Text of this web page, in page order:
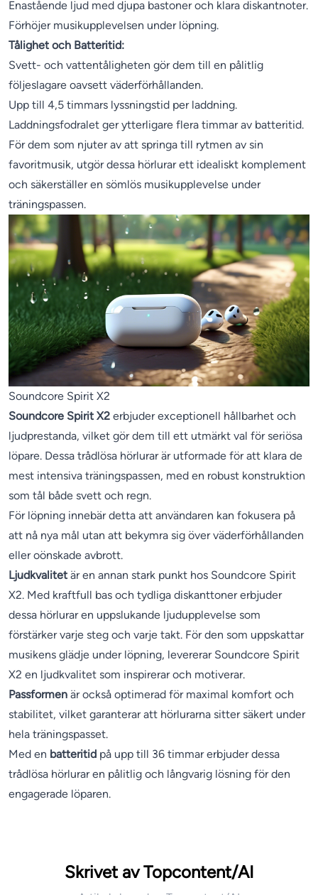
Enastående ljud med djupa bastoner och klara diskantnoter.
Förhöjer musikupplevelsen under löpning.
Tålighet och Batteritid:
Svett- och vattentåligheten gör dem till en pålitlig
följeslagare oavsett väderförhållanden.
Upp till 4,5 timmars lyssningstid per laddning.
Laddningsfodralet ger ytterligare flera timmar av batteritid.
För dem som njuter av att springa till rytmen av sin
favoritmusik, utgör dessa hörlurar ett idealiskt komplement
och säkerställer en sömlös musikupplevelse under
träningspassen.
Soundcore Spirit X2
Soundcore Spirit X2 erbjuder exceptionell hållbarhet och
ljudprestanda, vilket gör dem till ett utmärkt val för seriösa
löpare. Dessa trådlösa hörlurar är utformade för att klara de
mest intensiva träningspassen, med en robust konstruktion
som tål både svett och regn.
För löpning innebär detta att användaren kan fokusera på
att nå nya mål utan att bekymra sig över väderförhållanden
eller oönskade avbrott.
Ljudkvalitetär en annan stark punkt hos Soundcore Spirit
X2. Med kraftfull bas och tydliga diskanttoner erbjuder
dessa hörlurar en uppslukande ljudupplevelse som
förstärker varje steg och varje takt. För den som uppskattar
musikens glädje under löpning, levererar Soundcore Spirit
X2 en ljudkvalitet som inspirerar och motiverar.
Passformen är också optimerad för maximal komfort och
stabilitet, vilket garanterar att hörlurarna sitter säkert under
hela träningspasset.
Med en batteritid på upp till 36 timmar erbjuder dessa
trådlösa hörlurar en pålitlig och långvarig lösning för den
engagerade löparen.
Skrivet av Topcontent/AI